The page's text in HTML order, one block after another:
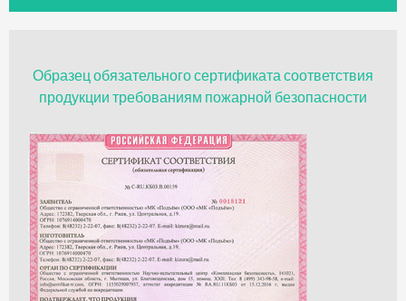
Образец обязательного сертификата соответствия
продукции требованиям пожарной безопасности